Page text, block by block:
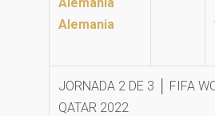
Alemania
JORNADA 2 DE 3 │ FIFA
QATAR 2022